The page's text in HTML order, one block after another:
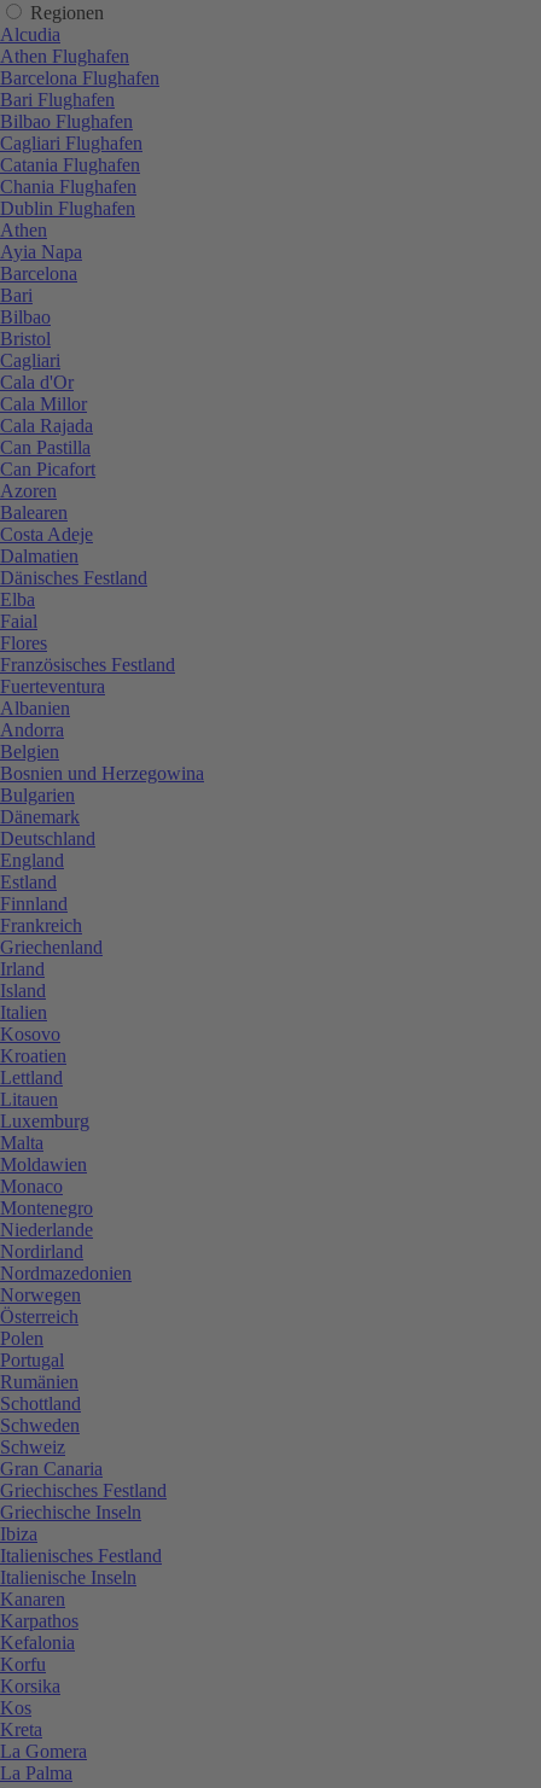
Regionen
Alcudia
Athen Flughafen
Barcelona Flughafen
Bari Flughafen
Bilbao Flughafen
Cagliari Flughafen
Catania Flughafen
Chania Flughafen
Dublin Flughafen
Athen
Ayia Napa
Barcelona
Bari
Bilbao
Bristol
Cagliari
Cala d'Or
Cala Millor
Cala Rajada
Can Pastilla
Can Picafort
Azoren
Balearen
Costa Adeje
Dalmatien
Dänisches Festland
Elba
Faial
Flores
Französisches Festland
Fuerteventura
Albanien
Andorra
Belgien
Bosnien und Herzegowina
Bulgarien
Dänemark
Deutschland
England
Estland
Finnland
Frankreich
Griechenland
Irland
Island
Italien
Kosovo
Kroatien
Lettland
Litauen
Luxemburg
Malta
Moldawien
Monaco
Montenegro
Niederlande
Nordirland
Nordmazedonien
Norwegen
Österreich
Polen
Portugal
Rumänien
Schottland
Schweden
Schweiz
Gran Canaria
Griechisches Festland
Griechische Inseln
Ibiza
Italienisches Festland
Italienische Inseln
Kanaren
Karpathos
Kefalonia
Korfu
Korsika
Kos
Kreta
La Gomera
La Palma